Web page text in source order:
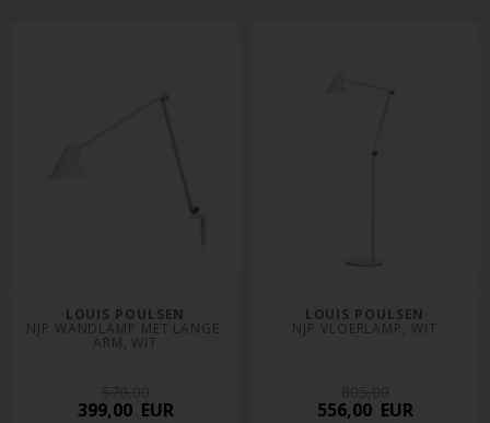
LOUIS POULSEN
NJP WANDLAMP MET LANGE
ARM, WIT
399,00EUR
LOUIS POULSEN
NJP VLOERLAMP, WIT
556,00EUR